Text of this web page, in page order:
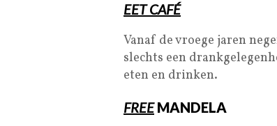
EET CAFÉ
Vanaf de vroege jaren
slechts een
eten en drinken.
FREEMANDELA